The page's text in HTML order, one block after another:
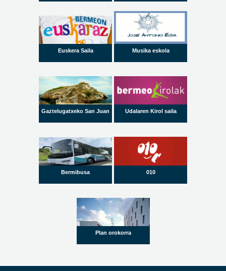
Euskera Saila Musika eskola
Gaztelugatxeko San Juan Udalaren Kirol saila
Bermibusa 010
Plan orokorra